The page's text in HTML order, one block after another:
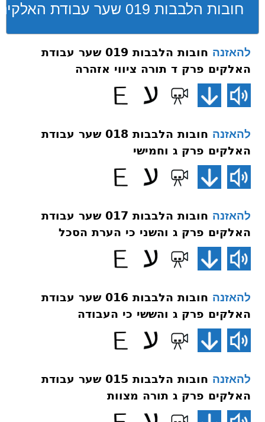
חובות הלבבות 019 שער עבודת האלקים פרק ד תורה ציווי אזהרה
להאזנה
חובות הלבבות 019 שער עבודת
האלקים פרק ד תורה ציווי אזהרה
להאזנה
חובות הלבבות 018 שער עבודת
האלקים פרק ג וחמישי
להאזנה
חובות הלבבות 017 שער עבודת
האלקים פרק ג והשני כי הערת הסכל
להאזנה
חובות הלבבות 016 שער עבודת
האלקים פרק ג והששי כי העבודה
להאזנה
חובות הלבבות 015 שער עבודת
האלקים פרק ג תורה מצוות